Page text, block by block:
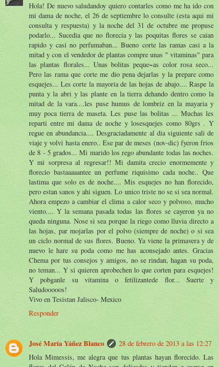
Hola! De nuevo saludandoy quiero contarles como me ha ido con
mi dama de noche, el 26 de septiembre lo consulte (esta aqui mi
consulta y respuesta) y la noche del 31 de octubre me propuse
podarlo... Sucedia que no florecia y las poquitas flores se caian
rapido y casi no perfumaban... Bueno corte las ramas casi a la
mitad y con el vendedor de plantas compre unas " vitaminas" para
las plantas florales... Unas bolitas peque~as color rosa seco...
Pero las rama que corte me dio pena dejarlas y la prepare como
esquejes... Les corte la mayoria de las hojas de abajo.... Raspe la
punta y la abri y las plante en la tierra dehando dentro como la
mitad de la vara....les puse humus de lombriz en la mayaria y
muy poca tierra de maseta. Les puse las bolitas ... Muchas les
reparti entre mi dama de noche y losesquejes como 80grs . Y
regue en abundancia.... Desgraciadamente al dia siguiente sali de
viaje y volvi hasta enero.. Ese par de meses (nov-dic) fyeron frios
de 8 - 5 grados... Mi marido los rego abundante todas las noches.
Y mi sorpresa al regresar!! Mi damita crecio enormemente y
florecio bastaaaaantee un perfume riquisimo cada noche.. Que
lastima que solo es de noche.... Mis esquejes no han florecido,
pero estan sanos y ahi siguen. Lo unico triste no se si sea normal.
Ahora empezo a cambiar el clima a calor seco y polvoso, mucho
viento.... Y la semana pasada todas las flores se cayeron ya no
queda ninguna. Nose si sea porque la riego como lluvia directo a
las hojas, par mojarlas por el polvo (siempre de noche) o si sea
un ciclo normal de sus flores. Bueno. Ya viene la primavera y de
nuevo le hare su poda como me has aconsejado antes. Gracias
Chema por tus consejos y amigos, no se rindan, hagan su poda,
no teman... Y si quieren aprobechen lo que corten para esquejes!
Y pobganle su vitamina o fetilizantede flor... Suerte y
Saludooooos!
Vivo en Tesistan Jalisco- Mexico
Responder
José María Yáñez Blanco
28 de febrero de 2013 a las 12:27
Hola Mimessis, me alegra que tus plantas hayan florecido. Las